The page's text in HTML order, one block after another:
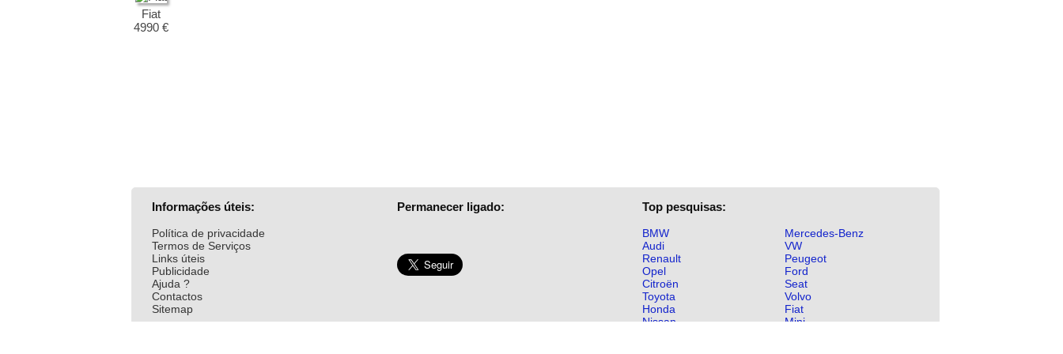
Fiat
4990 €
Informações úteis:
Política de privacidade
Termos de Serviços
Links úteis
Publicidade
Ajuda ?
Contactos
Sitemap
Permanecer ligado: Top pesquisas:
BMW
Mercedes-Benz
Audi
VW
Renault
Peugeot
Opel
Ford
Citroën
Seat
Toyota
Volvo
Honda
Fiat
Nissan
Mini